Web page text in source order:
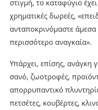
στιγμή, το καταφύγιο
χρηματικές δωρεές,
ανταποκρινόμαστε άμεσα
περισσότερο αναγκαία».
Υπάρχει, επίσης, ανάγκη
σανό, ζωοτροφές,
απορρυπαντικό
πετσέτες, κουβέρτες,